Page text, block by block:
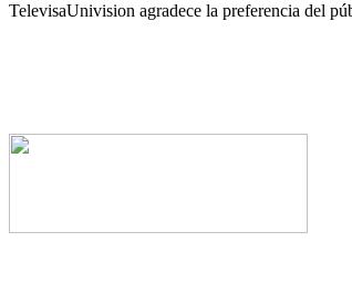
TelevisaUnivision agradece la preferencia del